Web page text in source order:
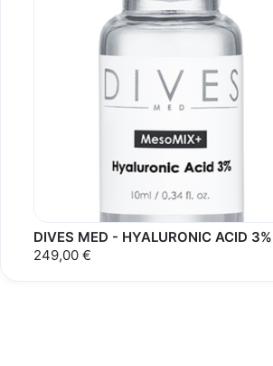
DIVES MED - HYALURONIC ACID 3%
249,00 €